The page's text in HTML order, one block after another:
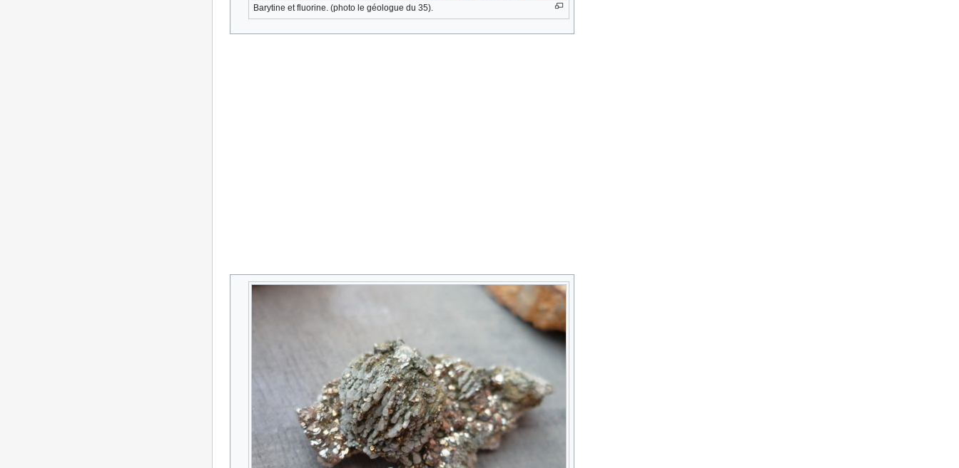
Barytine et fluorine. (photo le géologue du 35).